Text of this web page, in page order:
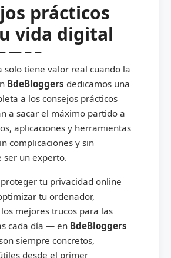
prácticos
vida digital
solo tiene valor real cuando la
BdeBloggers dedicamos una
a los consejos prácticos
a sacar el máximo partido a
aplicaciones y herramientas
complicaciones y sin
ser un experto.
tu privacidad online
tu ordenador,
mejores trucos para las
cada día — en BdeBloggers
siempre concretos,
desde el primer